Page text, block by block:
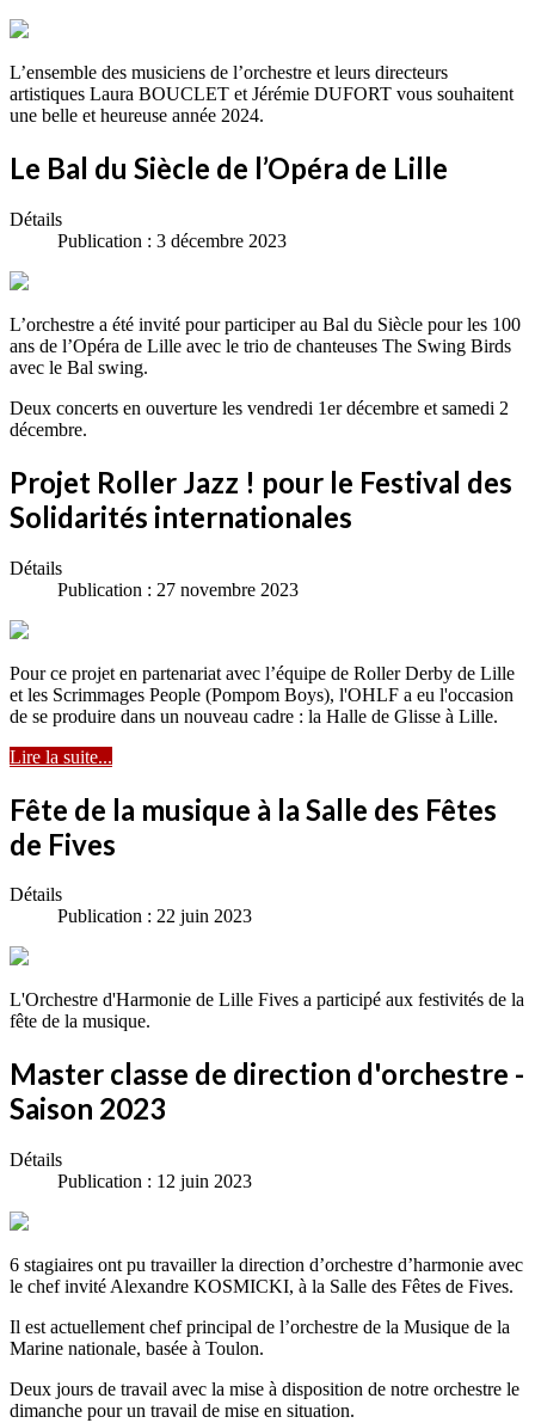
L’ensemble des musiciens de l’orchestre et leurs directeurs
artistiques Laura BOUCLET et Jérémie DUFORT vous souhaitent
une belle et heureuse année 2024.
Le Bal du Siècle de l’Opéra de Lille
Détails
Publication : 3 décembre 2023
L’orchestre a été invité pour participer au Bal du Siècle pour les 100
ans de l’Opéra de Lille avec le trio de chanteuses The Swing Birds
avec le Bal swing.
Deux concerts en ouverture les vendredi 1er décembre et samedi 2
décembre.
Projet Roller Jazz ! pour le Festival des
Solidarités internationales
Détails
Publication : 27 novembre 2023
Pour ce projet en partenariat avec l’équipe de Roller Derby de Lille
et les Scrimmages People (Pompom Boys), l'OHLF a eu l'occasion
de se produire dans un nouveau cadre : la Halle de Glisse à Lille.
Lire la suite...
Fête de la musique à la Salle des Fêtes
de Fives
Détails
Publication : 22 juin 2023
L'Orchestre d'Harmonie de Lille Fives a participé aux festivités de la
fête de la musique.
Master classe de direction d'orchestre -
Saison 2023
Détails
Publication : 12 juin 2023
6 stagiaires ont pu travailler la direction d’orchestre d’harmonie avec
le chef invité Alexandre KOSMICKI, à la Salle des Fêtes de Fives.
Il est actuellement chef principal de l’orchestre de la Musique de la
Marine nationale, basée à Toulon.
Deux jours de travail avec la mise à disposition de notre orchestre le
dimanche pour un travail de mise en situation.